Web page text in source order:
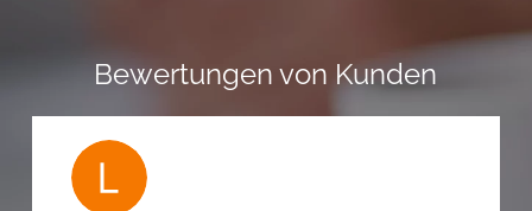
Bewertungen von Kunden